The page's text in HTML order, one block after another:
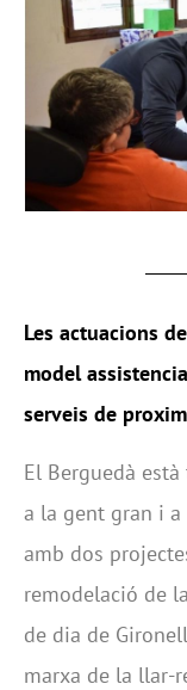
Les actuacions
model
serveis de
El Berguedà
a la gent gran i
amb dos
remodelació de
de dia de
marxa de la llar-